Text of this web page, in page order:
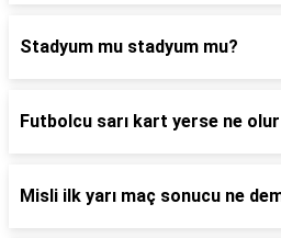
Stadyum mu stadyum mu?
Futbolcu sarı kart yerse ne olur
Misli ilk yarı maç sonucu ne